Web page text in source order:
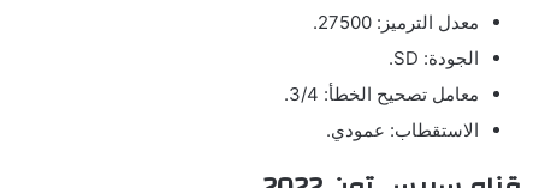
معدل الترميز: 27500.
الجودة: SD.
معامل تصحيح الخطأ: 3/4.
الاستقطاب: عمودي.